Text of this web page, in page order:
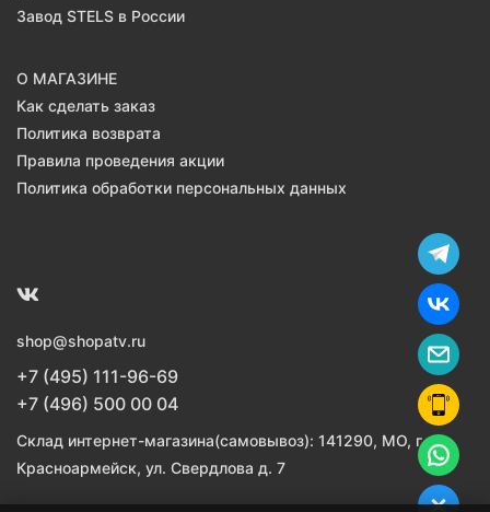
Завод STELS в России
О МАГАЗИНЕ
Как сделать заказ
Политика возврата
Правила проведения акции
Политика обработки персональных данных
shop@shopatv.ru
+7 (495) 111-96-69
+7 (496) 500 00 04
Склад интернет-магазина(самовывоз): 141290, МО, г.
Красноармейск, ул. Свердлова д. 7